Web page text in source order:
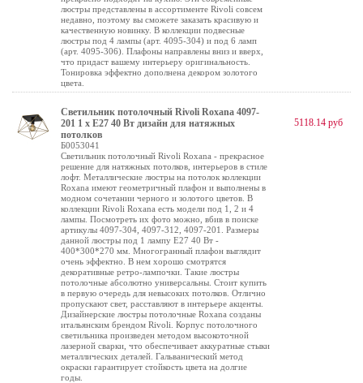
люстры представлены в ассортименте Rivoli совсем
недавно, поэтому вы сможете заказать красивую и
качественную новинку. В коллекции подвесные
люстры под 4 лампы (арт. 4095-304) и под 6 ламп
(арт. 4095-306). Плафоны направлены вниз и вверх,
что придаст вашему интерьеру оригинальность.
Тонировка эффектно дополнена декором золотого
цвета.
Светильник потолочный Rivoli Roxana 4097-
201 1 х Е27 40 Вт дизайн для натяжных
потолков
Б0053041
Светильник потолочный Rivoli Roxana - прекрасное
решение для натяжных потолков, интерьеров в стиле
лофт. Металлические люстры на потолок коллекции
Roxana имеют геометричный плафон и выполнены в
модном сочетании черного и золотого цветов. В
коллекции Rivoli Roxana есть модели под 1, 2 и 4
лампы. Посмотреть их фото можно, вбив в поиске
артикулы 4097-304, 4097-312, 4097-201. Размеры
данной люстры под 1 лампу Е27 40 Вт -
400*300*270 мм. Многогранный плафон выглядит
очень эффектно. В нем хорошо смотрятся
декоративные ретро-лампочки. Такие люстры
потолочные абсолютно универсальны. Стоит купить
в первую очередь для невысоких потолков. Отлично
пропускают свет, расставляют в интерьере акценты.
Дизайнерские люстры потолочные Roxana созданы
итальянским брендом Rivoli. Корпус потолочного
светильника произведен методом высокоточной
лазерной сварки, что обеспечивает аккуратные стыки
металлических деталей. Гальванический метод
окраски гарантирует стойкость цвета на долгие
годы.
5118.14 руб